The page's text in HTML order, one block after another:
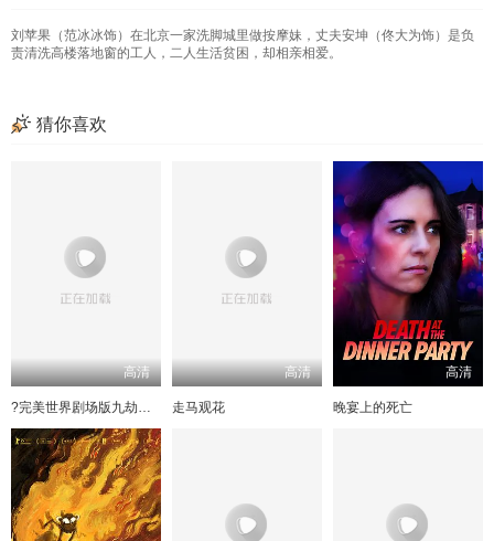
刘苹果（范冰冰饰）在北京一家洗脚城里做按摩妹，丈夫安坤（佟大为饰）是负
责清洗高楼落地窗的工人，二人生活贫困，却相亲相爱。
猜你喜欢
高清
?完美世界剧场版九劫焚天?
高清
走马观花
高清
晚宴上的死亡